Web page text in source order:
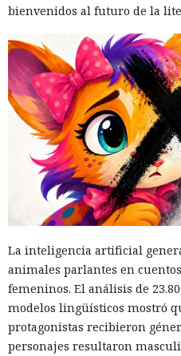
bienvenidos al futuro de la
La inteligencia artificial
animales parlantes en
femeninos. El análisis de
modelos lingüísticos mostró
protagonistas recibieron
personajes resultaron